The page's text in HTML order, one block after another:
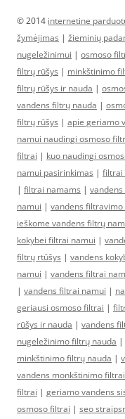
© 2014 internetine
žymėjimas | žieminių
nugeležinimui | osmoso
filtrų rūšys | minkštinimo
filtrų rūšys ir nauda |
vandens filtrų nauda |
filtrų rūšys | apie geriamo
namui naudingi osmoso
filtrai | kuo naudingi
namui pasirinkimas | filtrai
| filtrai namams |
namui | vandens
ieškome vandens filtrų
kokybei filtrai namui |
filtrų rtūšys | vandens
namui | vandens filtrai
| vandens filtrai namui |
geriausi osmoso filtrai |
rūšys ir nauda | vandens
nugeležinimo filtrų nauda |
minkštinimo filtrų nauda |
vandens monkštinimo filtrai
filtrai | geriamo vandens
osmoso filtrai | seo